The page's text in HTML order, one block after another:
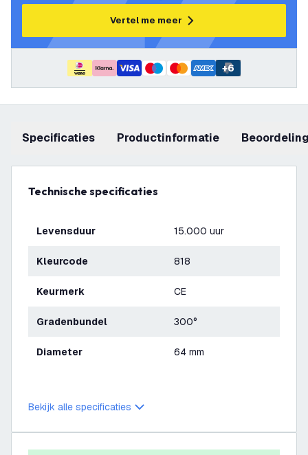
Vertel me meer
+6
Specificaties productinformatie
Technische specificaties
Levensduur 15.000 uur
Kleurcode 818
Keurmerk CE
Gradenbundel 300°
Diameter 64 mm
Bekijk alle specificaties